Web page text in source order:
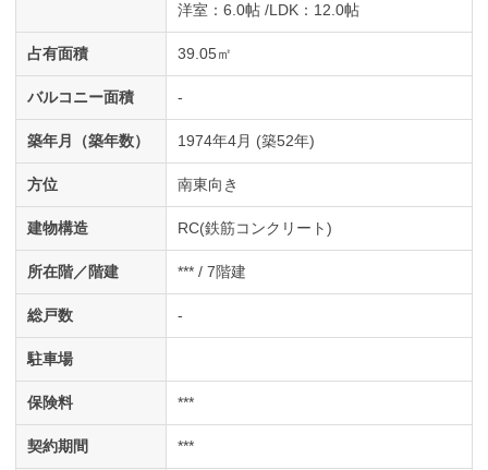
洋室 ：6.0帖 LDK ：12.0帖
占有面積 39.05㎡
バルコニー面積 -
築年月（築年数） 1974年4月 (築52年)
方位 南東向き
建物構造 RC(鉄筋コンクリート)
所在階／階建 *** / 7階建
総戸数 -
駐車場
保険料 ***
契約期間 ***